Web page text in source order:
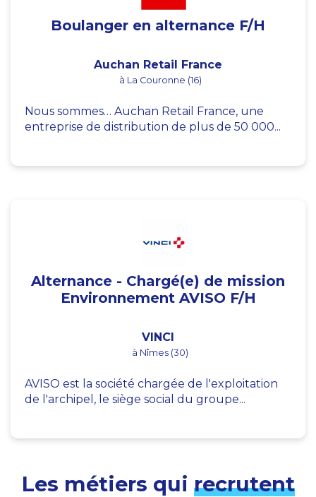
Boulanger en alternance F/H
Auchan Retail France
à La Couronne (16)
Nous sommes… Auchan Retail France, une
entreprise de distribution de plus de 50 000...
Alternance - Chargé(e) de mission
Environnement AVISO F/H
VINCI
à Nîmes (30)
AVISO est la société chargée de l'exploitation
de l'archipel, le siège social du groupe...
Les métiers qui recrutent